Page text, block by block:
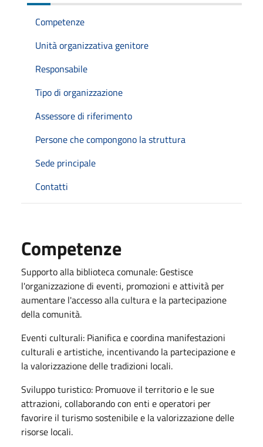
Competenze
Unità organizzativa genitore
Responsabile
Tipo di organizzazione
Assessore di riferimento
Persone che compongono la struttura
Sede principale
Contatti
Competenze
Supporto alla biblioteca comunale: Gestisce
l'organizzazione di eventi, promozioni e attività per
aumentare l'accesso alla cultura e la partecipazione
della comunità.
Eventi culturali: Pianifica e coordina manifestazioni
culturali e artistiche, incentivando la partecipazione e
la valorizzazione delle tradizioni locali.
Sviluppo turistico: Promuove il territorio e le sue
attrazioni, collaborando con enti e operatori per
favorire il turismo sostenibile e la valorizzazione delle
risorse locali.